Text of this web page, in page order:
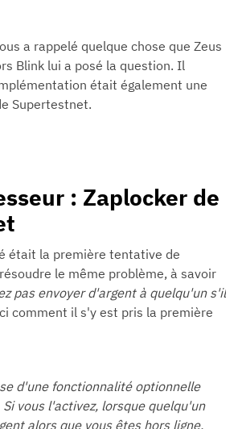
a rappelé quelque chose que Zeus
Blink lui a posé la question. Il
était également une
Supertestnet.
: Zaplocker de
était la première tentative de
le même problème, à savoir
pas envoyer d'argent à quelqu'un s'il
comment il s'y est pris la première
d'une fonctionnalité optionnelle
Si vous l'activez, lorsque quelqu'un
alors que vous êtes hors ligne,